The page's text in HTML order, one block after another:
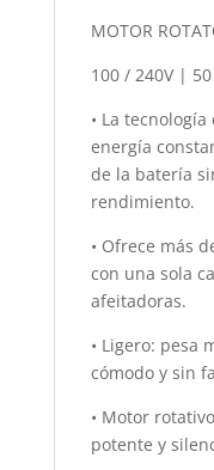
MOTOR
100 / 240V |
• La
energía
de la batería
rendimiento.
• Ofrece más
con una sola
afeitadoras.
• Ligero: pesa
cómodo y sin
• Motor
potente y